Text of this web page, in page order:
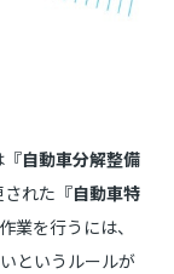
『自動車分解整備
れた『自動車特
業を行うには、
というルールが